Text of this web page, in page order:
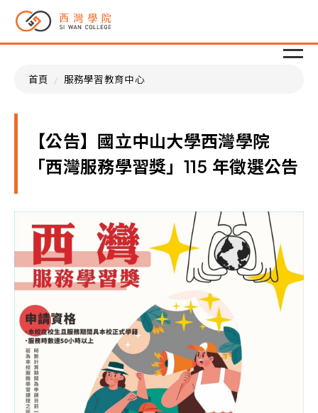
首頁 服務學習教育中心
【公告】國立中山大學西灣學院
「西灣服務學習獎」115 年徵選公告